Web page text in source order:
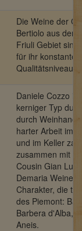
Die Weine der
Bertiolo aus dem
Friuli Gebiet sind
für ihr konstantes
Qualitätsniveau.
Daniele Cozzo
kerniger Typ
durch
harter Arbeit im
und im Keller
zusammen mit
Cousin Gian Luca
Demaria Weine
Charakter, die
des Piemont:
Barbera d'Alba,
Aneis.